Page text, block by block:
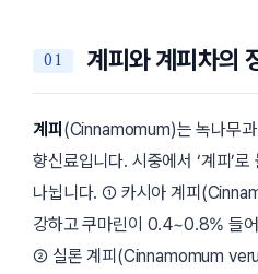
계피와 계피차의
계피 (Cinnamomum)는 녹나무
향신료입니다. 시중에서 ‘계피’
나뉩니다. ① 카시아 계피
강하고 쿠마린이 0.4~0.8% 들
② 실론 계피 (Cinnamomum